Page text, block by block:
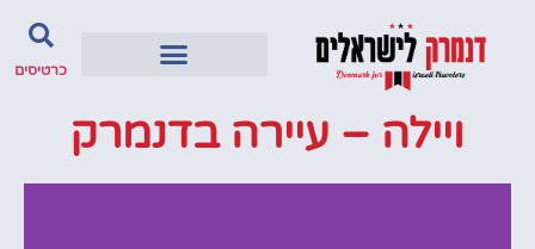
כרטיסים
ויילה – עיירה בדנמרק